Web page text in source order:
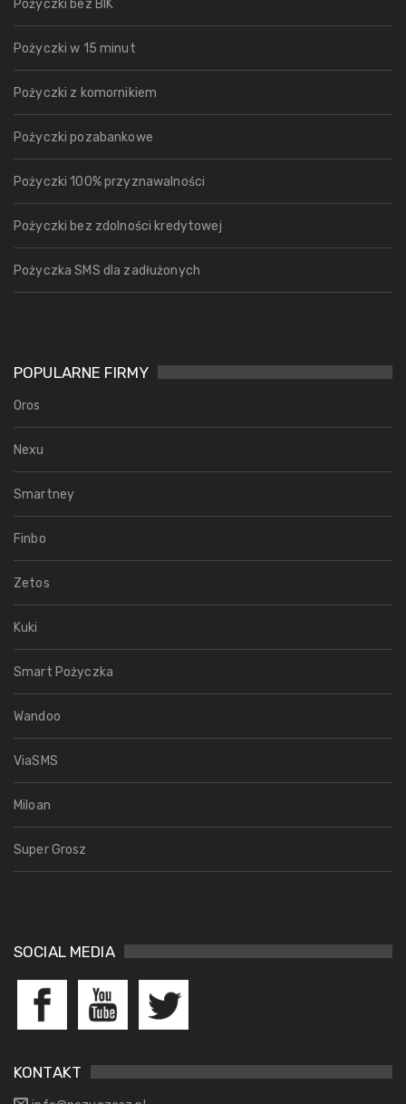
Pożyczki bez BIK
Pożyczki w 15 minut
Pożyczki z komornikiem
Pożyczki pozabankowe
Pożyczki 100% przyznawalności
Pożyczki bez zdolności kredytowej
Pożyczka SMS dla zadłużonych
POPULARNE FIRMY
Oros
Nexu
Smartney
Finbo
Zetos
Kuki
Smart Pożyczka
Wandoo
ViaSMS
Miloan
Super Grosz
SOCIAL MEDIA
KONTAKT